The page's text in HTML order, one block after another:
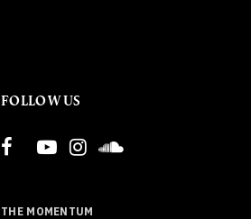
FOLLOW US
THE MOMENTUM